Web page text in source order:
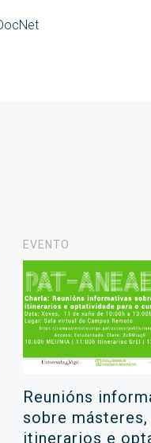
EVENTO
Reunións
sobre másteres,
itinerarios e